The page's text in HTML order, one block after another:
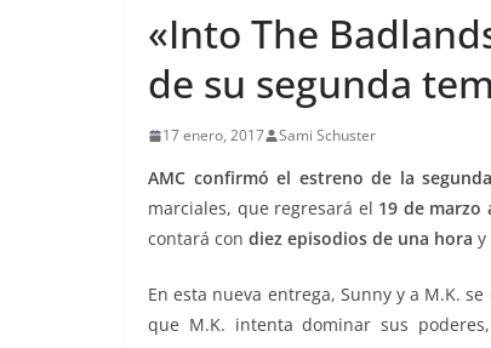
«Into The
de su segunda
17 enero, 2017 Sami Schuster
AMC confirmó el estreno de la
marciales, que regresará el 19 de marzo
contará con diez episodios de una hora y
En esta nueva entrega, Sunny y a M.K.
que M.K. intenta dominar sus